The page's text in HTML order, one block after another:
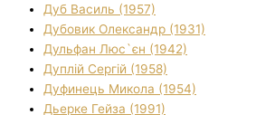
Дуб Василь (1957)
Дубовик Олександр (1931)
Дульфан Люс`єн (1942)
Дуплій Сергій (1958)
Дуфинець Микола (1954)
Дьерке Гейза (1991)